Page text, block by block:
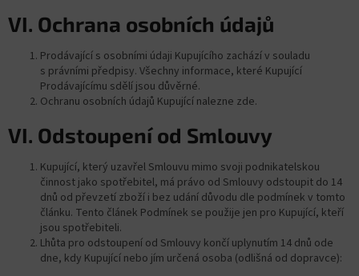
VI. Ochrana osobních údajů
Prodávající s osobními údaji Kupujícího zachází v souladu
s právními předpisy. Všechny informace, které Kupující
Prodávajícímu sdělí jsou důvěrné.
Ochranu osobních údajů Kupující nalezne zde.
VI. Odstoupení od Smlouvy
Kupující, který uzavřel Smlouvu mimo svoji podnikatelskou
činnost jako spotřebitel, má právo od Smlouvy odstoupit do 14
dnů od převzetí zboží i bez udání důvodu dle podmínek v tomto
článku. Tento článek Podmínek se použije jen pro Kupující, kteří
jsou spotřebiteli.
Lhůta pro odstoupení od Smlouvy končí uplynutím 14 dnů ode
dne, kdy Kupující nebo jím určená osoba (odlišná od dopravce):